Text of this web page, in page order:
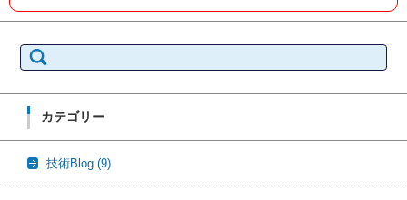
索:
カテゴリー
技術Blog (9)